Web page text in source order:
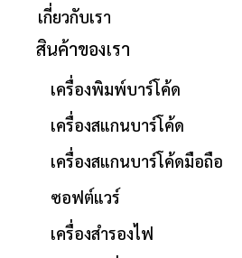
เกี่ยวกับเรา
สินค้าของเรา
เครื่องพิมพ์บาร์โค้ด
เครื่องสแกนบาร์โค้ด
เครื่องสแกนบาร์โค้ดมือถือ
ซอฟต์แวร์
เครื่องสำรองไฟ